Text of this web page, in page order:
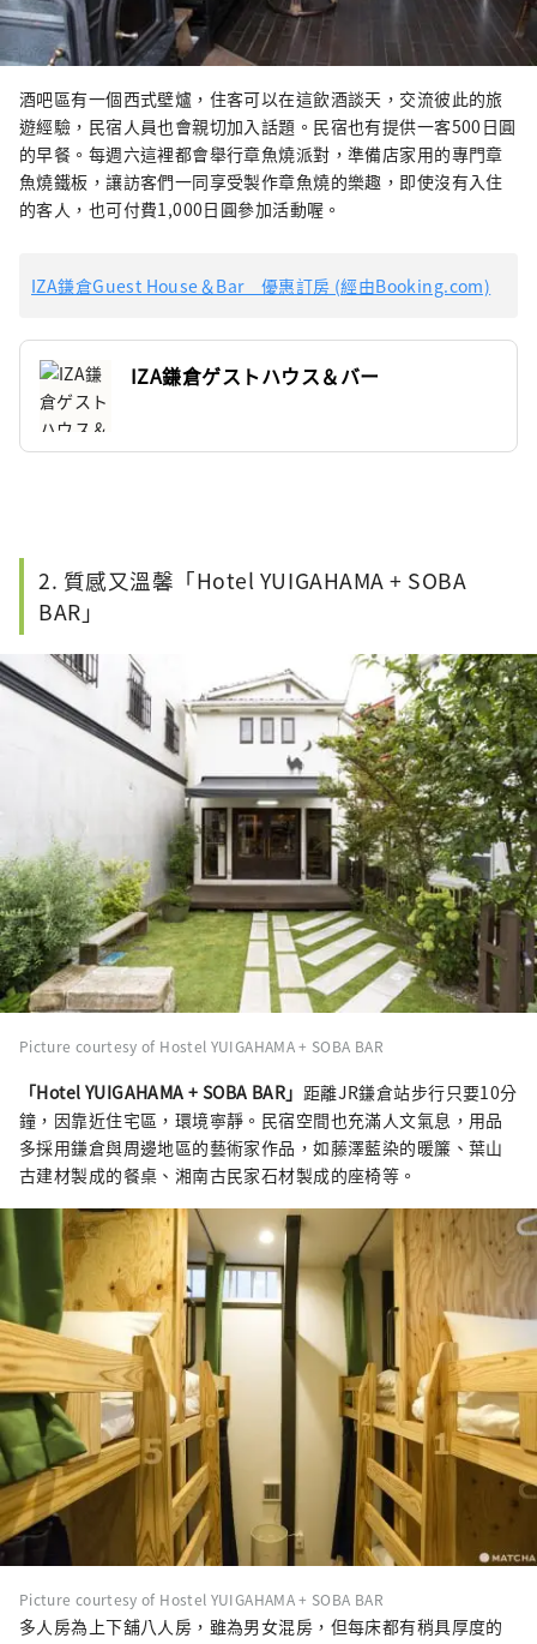
酒吧區有一個西式壁爐，住客可以在這飲酒談天，交流彼此的旅
遊經驗，民宿人員也會親切加入話題。民宿也有提供一客500日圓
的早餐。每週六這裡都會舉行章魚燒派對，準備店家用的專門章
魚燒鐵板，讓訪客們一同享受製作章魚燒的樂趣，即使沒有入住
的客人，也可付費1,000日圓參加活動喔。
IZA鎌倉Guest House＆Bar 優惠訂房 (經由Booking.com)
IZA鎌倉ゲストハウス＆バー
2. 質感又溫馨「Hotel YUIGAHAMA + SOBA
BAR」
Picture courtesy of Hostel YUIGAHAMA + SOBA BAR
「Hotel YUIGAHAMA + SOBA BAR」 距離JR鎌倉站步行只要10分
鐘，因靠近住宅區，環境寧靜。民宿空間也充滿人文氣息，用品
多採用鎌倉與周邊地區的藝術家作品，如藤澤藍染的暖簾、葉山
古建材製成的餐桌、湘南古民家石材製成的座椅等。
Picture courtesy of Hostel YUIGAHAMA + SOBA BAR
多人房為上下舖八人房，雖為男女混房，但每床都有稍具厚度的